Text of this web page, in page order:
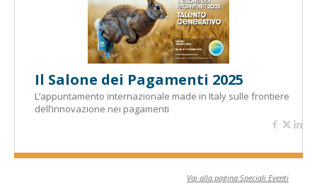
Il Salone dei Pagamenti 2025
L’appuntamento internazionale made in Italy sulle frontiere
dell’innovazione nei pagamenti
Vai alla pagina Speciali Eventi